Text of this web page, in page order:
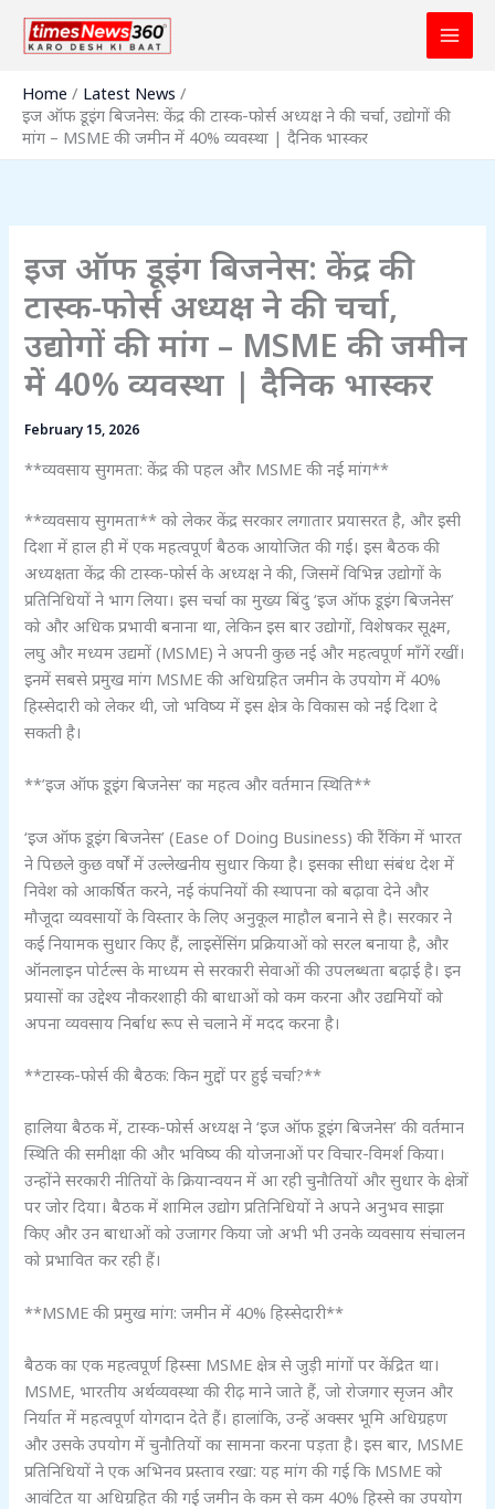
Skip
Home
Latest News
इज ऑफ डूइंग बिजनेस: केंद्र की टास्क-फोर्स अध्यक्ष ने की चर्चा, उद्योगों की
मांग – MSME की जमीन में 40% व्यवस्था | दैनिक भास्कर
इज ऑफ डूइंग बिजनेस: केंद्र की
टास्क-फोर्स अध्यक्ष ने की चर्चा,
उद्योगों की मांग – MSME की जमीन
में 40% व्यवस्था | दैनिक भास्कर
February 15, 2026
**व्यवसाय सुगमता: केंद्र की पहल और MSME की नई मांग**
**व्यवसाय सुगमता** को लेकर केंद्र सरकार लगातार प्रयासरत है, और इसी
दिशा में हाल ही में एक महत्वपूर्ण बैठक आयोजित की गई। इस बैठक की
अध्यक्षता केंद्र की टास्क-फोर्स के अध्यक्ष ने की, जिसमें विभिन्न उद्योगों के
प्रतिनिधियों ने भाग लिया। इस चर्चा का मुख्य बिंदु ‘इज ऑफ डूइंग बिजनेस’
को और अधिक प्रभावी बनाना था, लेकिन इस बार उद्योगों, विशेषकर सूक्ष्म,
लघु और मध्यम उद्यमों (MSME) ने अपनी कुछ नई और महत्वपूर्ण माँगें रखीं।
इनमें सबसे प्रमुख मांग MSME की अधिग्रहित जमीन के उपयोग में 40%
हिस्सेदारी को लेकर थी, जो भविष्य में इस क्षेत्र के विकास को नई दिशा दे
सकती है।
**’इज ऑफ डूइंग बिजनेस’ का महत्व और वर्तमान स्थिति**
‘इज ऑफ डूइंग बिजनेस’ (Ease of Doing Business) की रैंकिंग में भारत
ने पिछले कुछ वर्षों में उल्लेखनीय सुधार किया है। इसका सीधा संबंध देश में
निवेश को आकर्षित करने, नई कंपनियों की स्थापना को बढ़ावा देने और
मौजूदा व्यवसायों के विस्तार के लिए अनुकूल माहौल बनाने से है। सरकार ने
कई नियामक सुधार किए हैं, लाइसेंसिंग प्रक्रियाओं को सरल बनाया है, और
ऑनलाइन पोर्टल्स के माध्यम से सरकारी सेवाओं की उपलब्धता बढ़ाई है। इन
प्रयासों का उद्देश्य नौकरशाही की बाधाओं को कम करना और उद्यमियों को
अपना व्यवसाय निर्बाध रूप से चलाने में मदद करना है।
**टास्क-फोर्स की बैठक: किन मुद्दों पर हुई चर्चा?**
हालिया बैठक में, टास्क-फोर्स अध्यक्ष ने ‘इज ऑफ डूइंग बिजनेस’ की वर्तमान
स्थिति की समीक्षा की और भविष्य की योजनाओं पर विचार-विमर्श किया।
उन्होंने सरकारी नीतियों के क्रियान्वयन में आ रही चुनौतियों और सुधार के क्षेत्रों
पर जोर दिया। बैठक में शामिल उद्योग प्रतिनिधियों ने अपने अनुभव साझा
किए और उन बाधाओं को उजागर किया जो अभी भी उनके व्यवसाय संचालन
को प्रभावित कर रही हैं।
**MSME की प्रमुख मांग: जमीन में 40% हिस्सेदारी**
बैठक का एक महत्वपूर्ण हिस्सा MSME क्षेत्र से जुड़ी मांगों पर केंद्रित था।
MSME, भारतीय अर्थव्यवस्था की रीढ़ माने जाते हैं, जो रोजगार सृजन और
निर्यात में महत्वपूर्ण योगदान देते हैं। हालांकि, उन्हें अक्सर भूमि अधिग्रहण
और उसके उपयोग में चुनौतियों का सामना करना पड़ता है। इस बार, MSME
प्रतिनिधियों ने एक अभिनव प्रस्ताव रखा: यह मांग की गई कि MSME को
आवंटित या अधिग्रहित की गई जमीन के कम से कम 40% हिस्से का उपयोग